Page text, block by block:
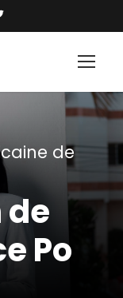
de
Po